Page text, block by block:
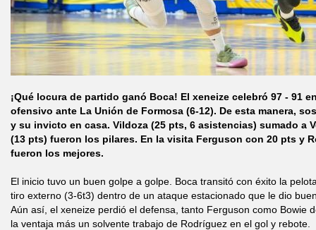
¡Qué locura de partido ganó Boca! El xeneize celebró 97 - 91
ofensivo ante La Unión de Formosa (6-12). De esta manera,
y su invicto en casa. Vildoza (25 pts, 6 asistencias) sumado a
(13 pts) fueron los pilares. En la visita Ferguson con 20 pts y
fueron los mejores.
El inicio tuvo un buen golpe a golpe. Boca transitó con éxito la
tiro externo (3-6t3) dentro de un ataque estacionado que le dio
Aún así, el xeneize perdió el defensa, tanto Ferguson como Bowie
la ventaja más un solvente trabajo de Rodríguez en el gol y rebote.